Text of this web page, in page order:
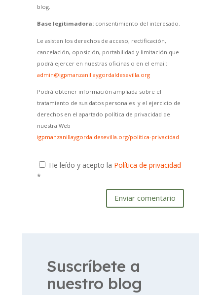
blog.
Base legitimadora:consentimiento del interesado.
Le asisten los derechos de acceso, rectificación,
cancelación, oposición, portabilidad y limitación que
podrá ejercer en nuestras oficinas o en el email:
admin@igpmanzanillaygordaldesevilla.org
Podrá obtener información ampliada sobre el
tratamiento de sus datos personales y el ejercicio de
derechos en el apartado política de privacidad de
nuestra Web
igpmanzanillaygordaldesevilla.org/politica-privacidad
He leído y acepto la Política de privacidad
*
Enviar comentario
Suscríbete a
nuestro blog